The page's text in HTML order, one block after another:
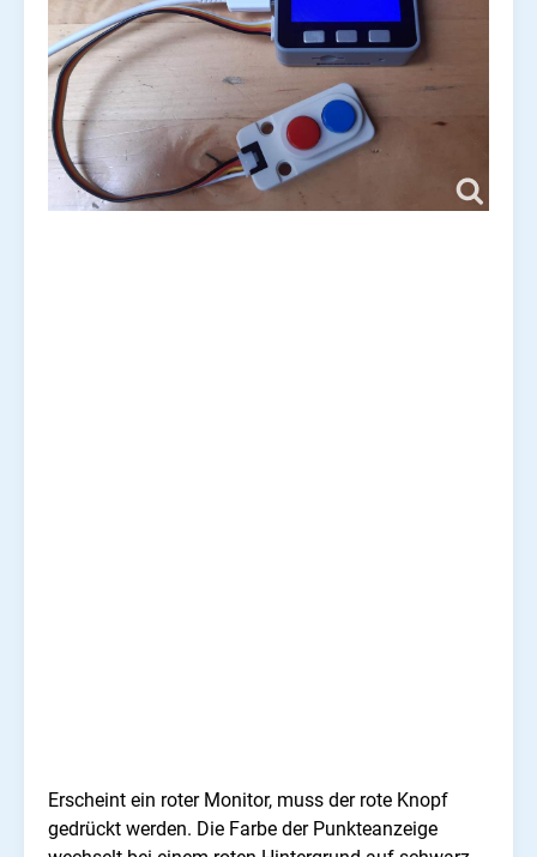
Erscheint ein roter Monitor, muss der rote Knopf
gedrückt werden. Die Farbe der Punkteanzeige